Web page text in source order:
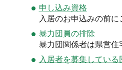
申し込み資格
入居のお申込みの前に
暴力団員の排除
暴力団関係者は県営住
入居者を募集している